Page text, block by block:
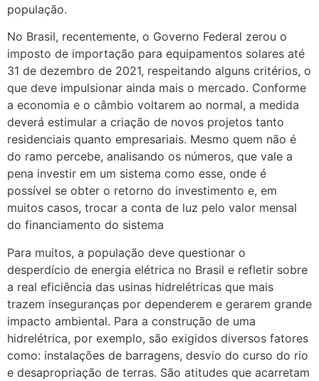
população.
No Brasil, recentemente, o Governo Federal zerou o
imposto de importação para equipamentos solares até
31 de dezembro de 2021, respeitando alguns critérios, o
que deve impulsionar ainda mais o mercado. Conforme
a economia e o câmbio voltarem ao normal, a medida
deverá estimular a criação de novos projetos tanto
residenciais quanto empresariais. Mesmo quem não é
do ramo percebe, analisando os números, que vale a
pena investir em um sistema como esse, onde é
possível se obter o retorno do investimento e, em
muitos casos, trocar a conta de luz pelo valor mensal
do financiamento do sistema
Para muitos, a população deve questionar o
desperdício de energia elétrica no Brasil e refletir sobre
a real eficiência das usinas hidrelétricas que mais
trazem inseguranças por dependerem e gerarem grande
impacto ambiental. Para a construção de uma
hidrelétrica, por exemplo, são exigidos diversos fatores
como: instalações de barragens, desvio do curso do rio
e desapropriação de terras. São atitudes que acarretam